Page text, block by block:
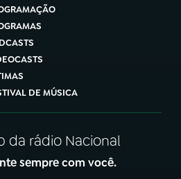
DE MÚSICA
da rádio Nacional
sempre com você.